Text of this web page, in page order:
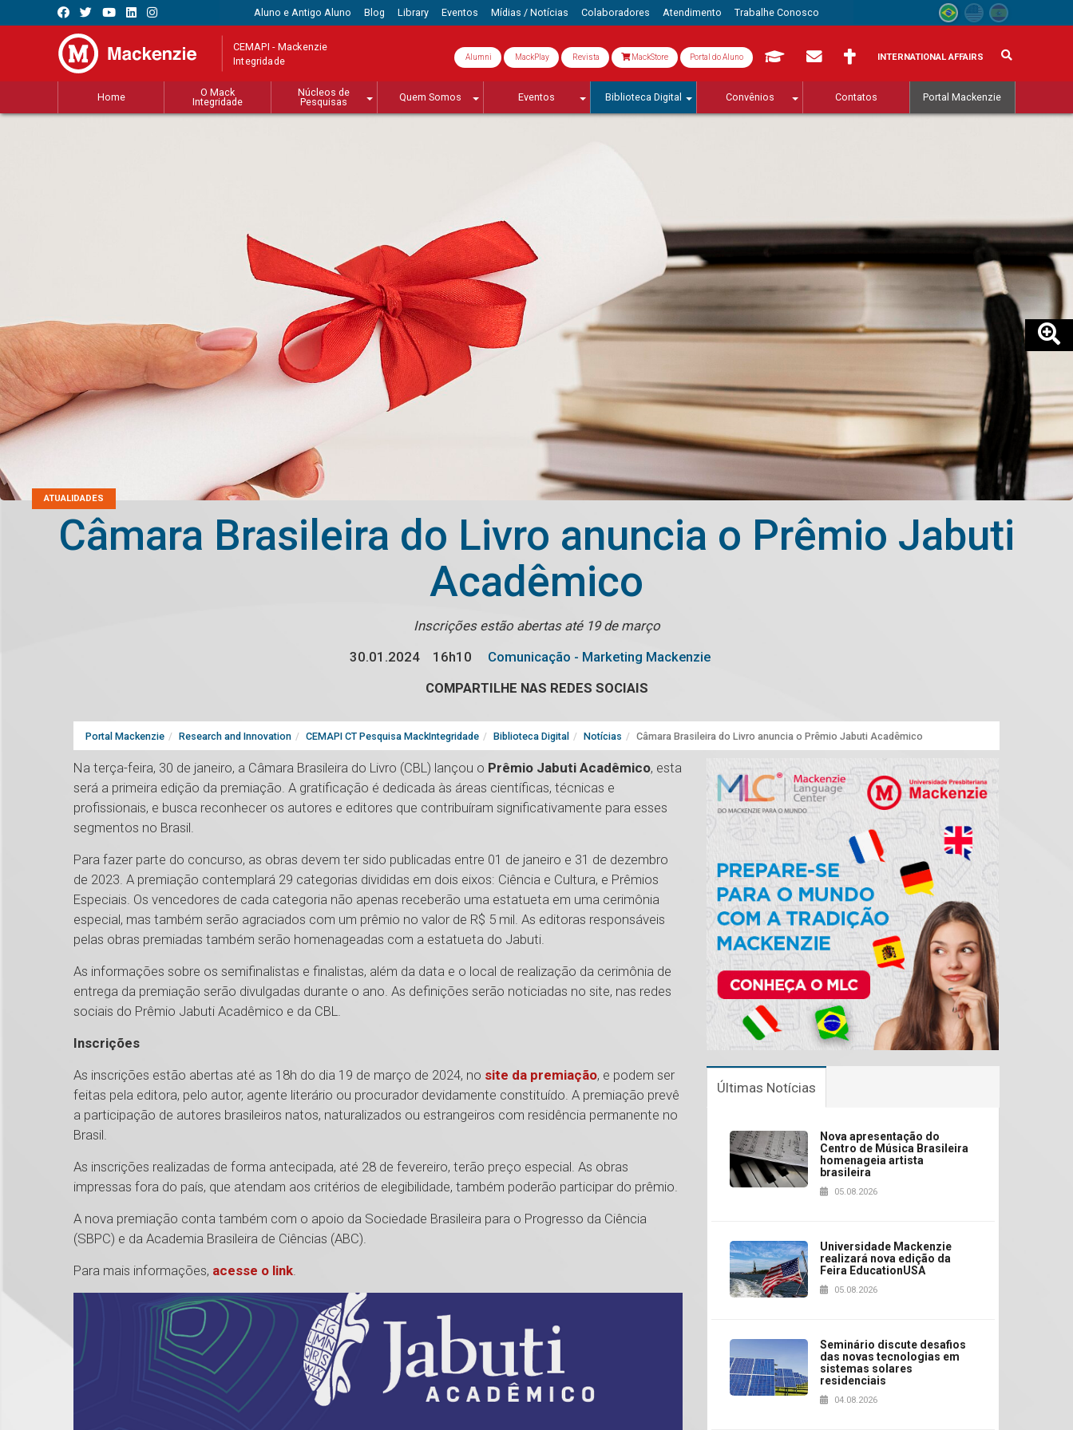
Aluno e Antigo Aluno Blog Library Eventos Mídias / Notícias Colaboradores Atendimento Trabalhe Conosco
CEMAPI - Mackenzie
Integridade Alumni MackPlay Revista MackStore Portal do Aluno INTERNATIONAL AFFAIRS
Home
O Mack
Integridade
Núcleos de
Pesquisas
Quem Somos Eventos Biblioteca Digital Convênios Contatos Portal Mackenzie
ATUALIDADES
Câmara Brasileira do Livro anuncia o Prêmio Jabuti
Acadêmico
Inscrições estão abertas até 19 de março
30.01.2024
16h10
Comunicação - Marketing Mackenzie
COMPARTILHE NAS REDES SOCIAIS
Portal Mackenzie Research and Innovation CEMAPI CT Pesquisa MackIntegridade Biblioteca Digital Notícias Câmara Brasileira do Livro anuncia o Prêmio Jabuti Acadêmico
Na terça-feira, 30 de janeiro, a Câmara Brasileira do Livro (CBL) lançou o Prêmio Jabuti Acadêmico, esta
será a primeira edição da premiação. A gratificação é dedicada às áreas científicas, técnicas e
profissionais, e busca reconhecer os autores e editores que contribuíram significativamente para esses
segmentos no Brasil.
Para fazer parte do concurso, as obras devem ter sido publicadas entre 01 de janeiro e 31 de dezembro
de 2023. A premiação contemplará 29 categorias divididas em dois eixos: Ciência e Cultura, e Prêmios
Especiais. Os vencedores de cada categoria não apenas receberão uma estatueta em uma cerimônia
especial, mas também serão agraciados com um prêmio no valor de R$ 5 mil. As editoras responsáveis
pelas obras premiadas também serão homenageadas com a estatueta do Jabuti.
As informações sobre os semifinalistas e finalistas, além da data e o local de realização da cerimônia de
entrega da premiação serão divulgadas durante o ano. As definições serão noticiadas no site, nas redes
sociais do Prêmio Jabuti Acadêmico e da CBL.
Inscrições
As inscrições estão abertas até as 18h do dia 19 de março de 2024, no site da premiação, e podem ser
feitas pela editora, pelo autor, agente literário ou procurador devidamente constituído. A premiação prevê
a participação de autores brasileiros natos, naturalizados ou estrangeiros com residência permanente no
Brasil.
As inscrições realizadas de forma antecipada, até 28 de fevereiro, terão preço especial. As obras
impressas fora do país, que atendam aos critérios de elegibilidade, também poderão participar do prêmio.
A nova premiação conta também com o apoio da Sociedade Brasileira para o Progresso da Ciência
(SBPC) e da Academia Brasileira de Ciências (ABC).
Para mais informações, acesse o link.
Últimas Notícias
Nova apresentação do
Centro de Música Brasileira
homenageia artista
brasileira
05.08.2026
Universidade Mackenzie
realizará nova edição da
Feira EducationUSA
05.08.2026
Seminário discute desafios
das novas tecnologias em
sistemas solares
residenciais
04.08.2026